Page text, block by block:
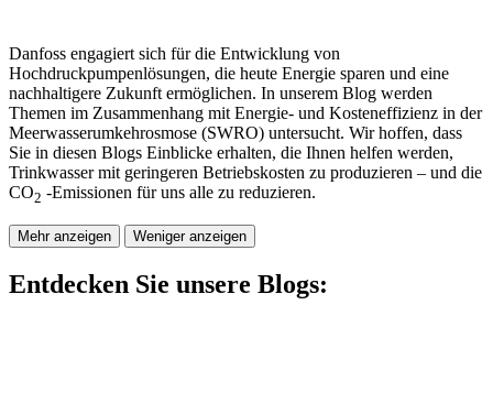
Danfoss engagiert sich für die Entwicklung von
Hochdruckpumpenlösungen, die heute Energie sparen und eine
nachhaltigere Zukunft ermöglichen. In unserem Blog werden
Themen im Zusammenhang mit Energie- und Kosteneffizienz in der
Meerwasserumkehrosmose (SWRO) untersucht. Wir hoffen, dass
Sie in diesen Blogs Einblicke erhalten, die Ihnen helfen werden,
Trinkwasser mit geringeren Betriebskosten zu produzieren – und die
CO2 -Emissionen für uns alle zu reduzieren.
Mehr anzeigen Weniger anzeigen
Entdecken Sie unsere Blogs: